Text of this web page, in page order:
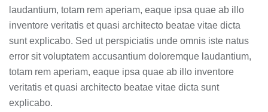
laudantium, totam rem aperiam, eaque ipsa quae ab illo
inventore veritatis et quasi architecto beatae vitae dicta
sunt explicabo. Sed ut perspiciatis unde omnis iste natus
error sit voluptatem accusantium doloremque laudantium,
totam rem aperiam, eaque ipsa quae ab illo inventore
veritatis et quasi architecto beatae vitae dicta sunt
explicabo.